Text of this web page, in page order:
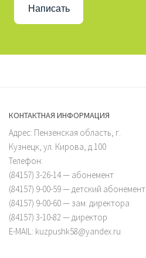
Написать
КОНТАКТНАЯ ИНФОРМАЦИЯ
Адрес: Пензенская область, г.
Кузнецк, ул. Кирова, д.100
Телефон:
(84157) 3-26-14 — абонемент
(84157) 9-00-59 — детский абонемент
(84157) 9-00-60 — зам. директора
(84157) 3-10-82 — директор
E-MAIL: kuzpushk58@yandex.ru